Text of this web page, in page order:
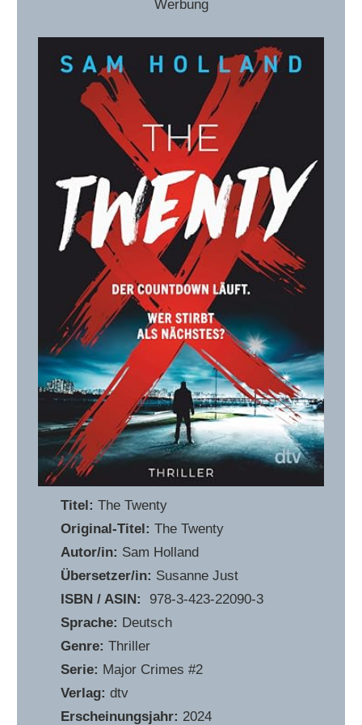
Werbung
Titel: The Twenty
Original-Titel: The Twenty
Autor/in: Sam Holland
Übersetzer/in: Susanne Just
ISBN / ASIN:
‎ 978-3-423-22090-3
Sprache: Deutsch
Genre:Thriller
Serie: Major Crimes #2
Verlag: dtv
Erscheinungsjahr: 2024